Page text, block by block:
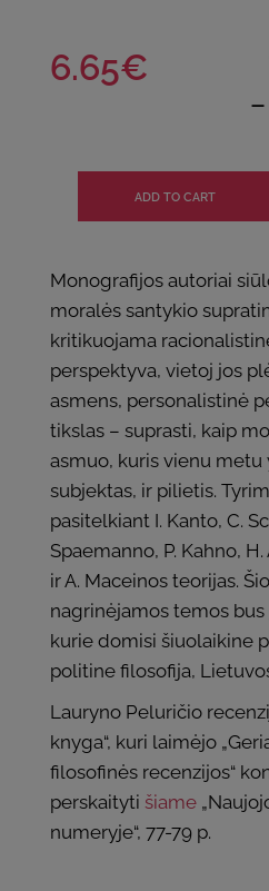
6.65€
-
Monografijos autoriai
moralės santykio
kritikuojama
perspektyva, vietoj jos
asmens, personalistinė
tikslas – suprasti, kaip
asmuo, kuris vienu metu
subjektas, ir pilietis.
pasitelkiant I. Kanto, C.
Spaemanno, P. Kahno,
ir A. Maceinos teorijas.
nagrinėjamos temos
kurie domisi šiuolaikine
politine filosofija,
Lauryno Peluričio
knyga“, kuri laimėjo
filosofinės recenzijos“
perskaityti šiame
numeryje“, 77-79 p.